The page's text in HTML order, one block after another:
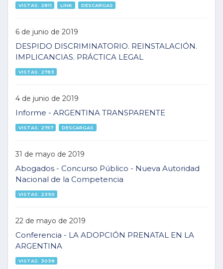
VISTAS: 2811 LINK DESCARGAS
6 de junio de 2019
DESPIDO DISCRIMINATORIO. REINSTALACIÓN.
IMPLICANCIAS. PRÁCTICA LEGAL
VISTAS: 2783
4 de junio de 2019
Informe - ARGENTINA TRANSPARENTE
VISTAS: 2757 DESCARGAS
31 de mayo de 2019
Abogados - Concurso Público - Nueva Autoridad
Nacional de la Competencia
VISTAS: 2390
22 de mayo de 2019
Conferencia - LA ADOPCIÓN PRENATAL EN LA
ARGENTINA
VISTAS: 3038